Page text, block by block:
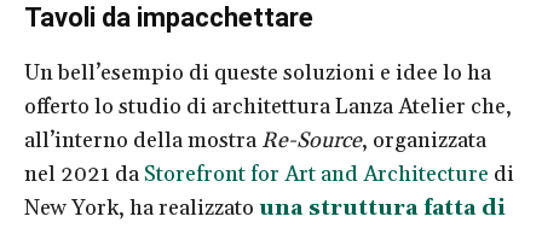
Tavoli da impacchettare
Un bell’esempio di queste soluzioni e idee lo ha
offerto lo studio di architettura Lanza Atelier che,
all’interno della mostra Re-Source, organizzata
nel 2021 daStorefront for Art and Architecture di
New York, ha realizzato una struttura fatta di